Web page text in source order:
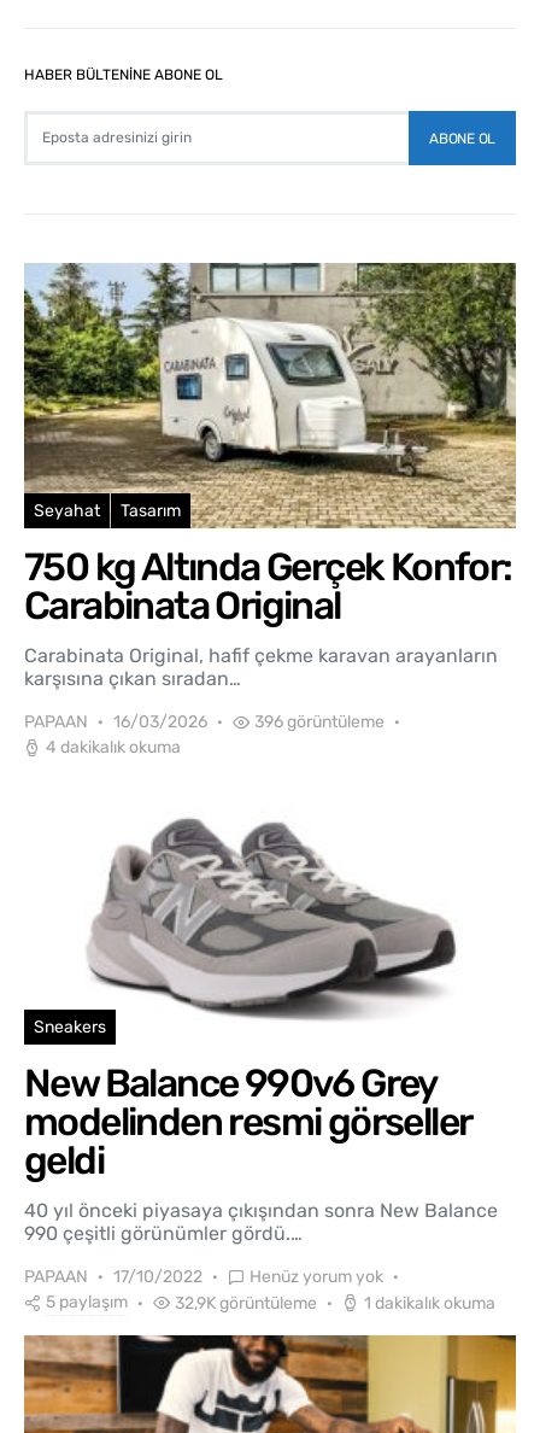
HABER BÜLTENİNE ABONE OL
ABONE OL
Seyahat Tasarım
750 kg Altında Gerçek Konfor:
Carabinata Original
Carabinata Original, hafif çekme karavan arayanların
karşısına çıkan sıradan…
PAPAAN 16/03/2026
396 görüntüleme
4 dakikalık okuma
Sneakers
New Balance 990v6 Grey
modelinden resmi görseller
geldi
40 yıl önceki piyasaya çıkışından sonra New Balance
990 çeşitli görünümler gördü.…
PAPAAN 17/10/2022
Henüz yorum yok
5 paylaşım
32,9K görüntüleme 1 dakikalık okuma